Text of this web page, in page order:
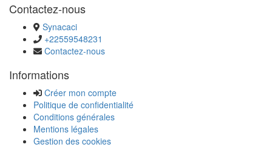
Contactez-nous
Synacaci
+22559548231
Contactez-nous
Informations
Créer mon compte
Politique de confidentialité
Conditions générales
Mentions légales
Gestion des cookies